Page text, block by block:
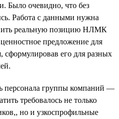
Было очевидно, что без
Работа с данными нужна
реальную позицию НЛМК
предложение для
сформулировав его для разных
персонала группы компаний —
требовалось не только
но и узкоспрофильные